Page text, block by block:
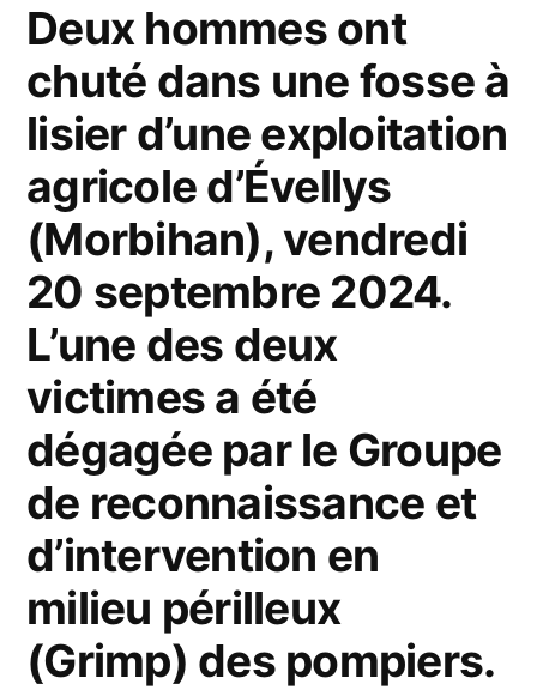
Deux hommes ont
chuté dans une fosse à
lisier d’une exploitation
agricole d’Évellys
(Morbihan), vendredi
20 septembre 2024.
L’une des deux
victimes a été
dégagée par le Groupe
de reconnaissance et
d’intervention en
milieu périlleux
(Grimp) des pompiers.